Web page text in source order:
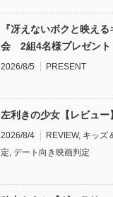
『冴えないボクと映え
会 2組4名様プレゼント
2026/8/5 PRESENT
左利きの少女【レビュー】
2026/8/4 REVIEW, キッズ
定, デート向き映画判定